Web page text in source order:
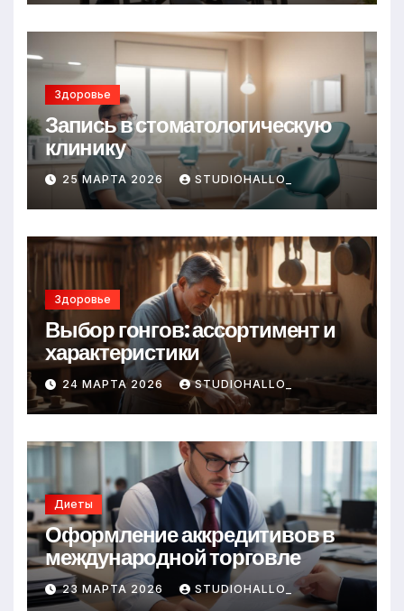
Здоровье
Запись в стоматологическую
клинику
25 МАРТА 2026 STUDIOHALLO_
Здоровье
Выбор гонгов: ассортимент и
характеристики
24 МАРТА 2026 STUDIOHALLO_
Диеты
Оформление аккредитивов в
международной торговле
23 МАРТА 2026 STUDIOHALLO_